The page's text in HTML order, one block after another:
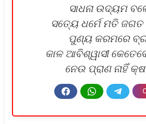
ସାଧନା ଉଦ୍ୟମ
ସତ୍ୟେ ଧର୍ମେ ମତି
ପୁଣ୍ୟ କରମରେ
କାଳ ଆବିଶ୍ୱାସୀ
ନେଉ ପ୍ରାଣ ନାହିଁ